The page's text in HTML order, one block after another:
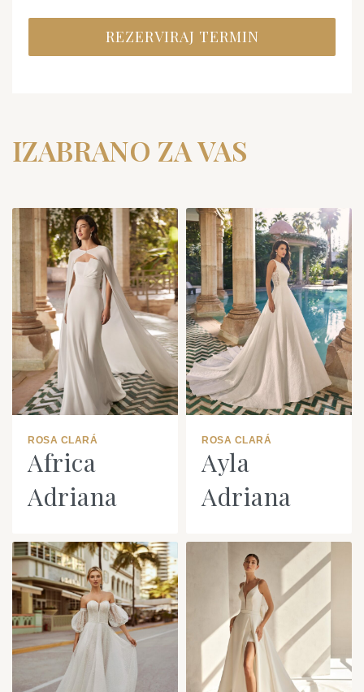
REZERVIRAJ TERMIN
IZABRANO ZA VAS
ROSA CLARÁ
Africa
Adriana
ROSA CLARÁ
Ayla
Adriana